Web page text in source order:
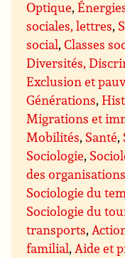
Optique,
sociales, lettres,
social,Classes
Diversités,
Exclusion et
Générations,
Migrations et
Mobilités, Santé,
Sociologie,
des organisations
Sociologie du
Sociologie du
transports,
familial, Aide et